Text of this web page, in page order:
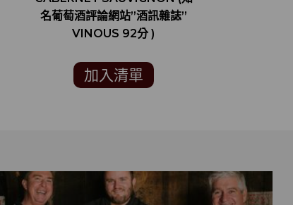
名葡萄酒評論網站”酒訊雜誌”
VINOUS 92分 )
加入清單